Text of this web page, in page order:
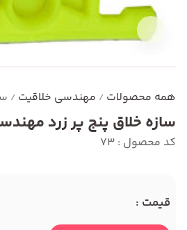
همه محصولات / مهندسی خلاقیت /
سازه خلاق پنج پر زرد
کد محصول : 73
قیمت :